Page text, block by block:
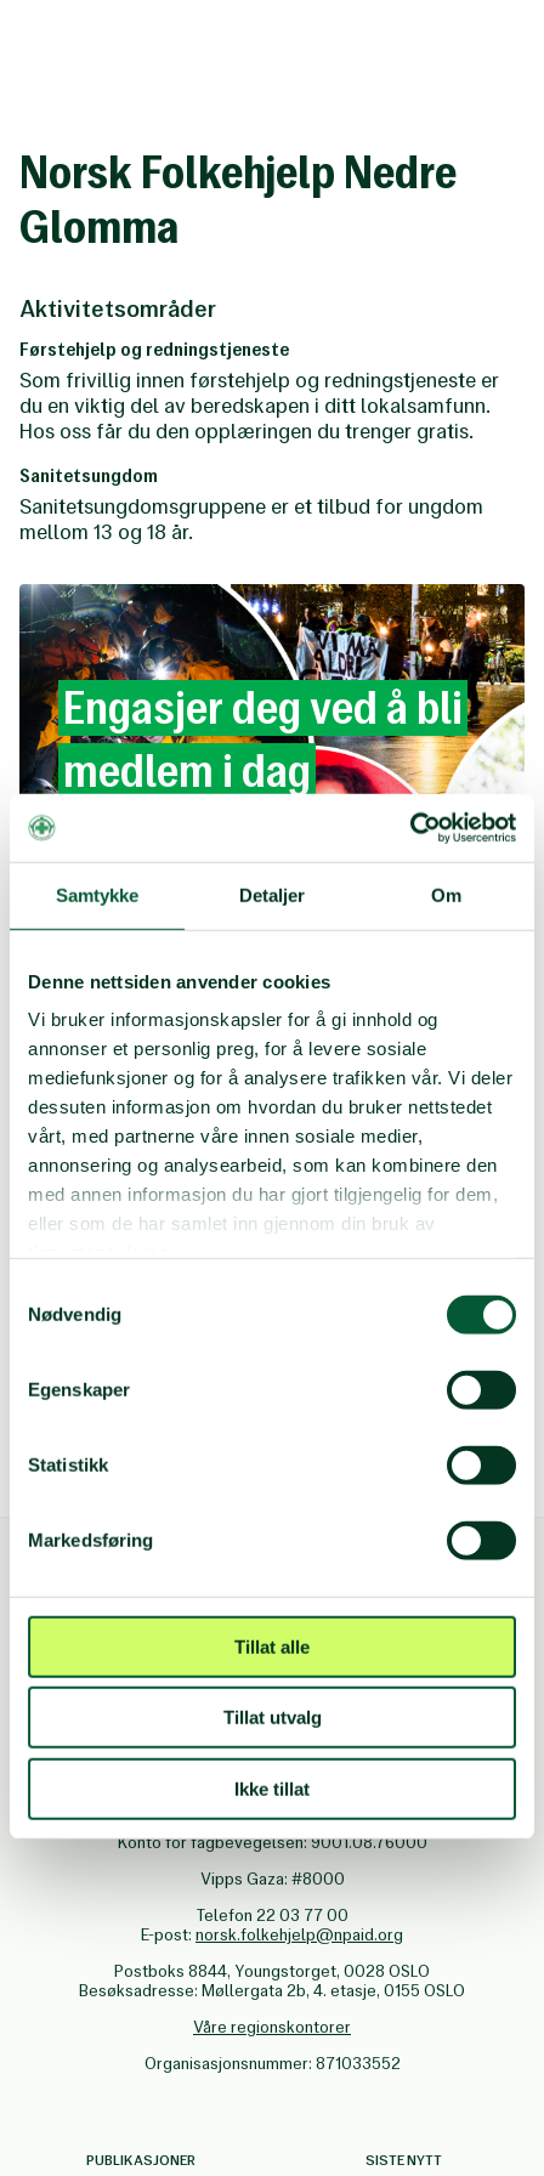
Samtykke Detaljer Om
Denne nettsiden anvender cookies
Vi bruker informasjonskapsler for å gi innhold og
annonser et personlig preg, for å levere sosiale
mediefunksjoner og for å analysere trafikken vår. Vi deler
dessuten informasjon om hvordan du bruker nettstedet
vårt, med partnerne våre innen sosiale medier,
annonsering og analysearbeid, som kan kombinere den
med annen informasjon du har gjort tilgjengelig for dem,
eller som de har samlet inn gjennom din bruk av
Nødvendig
Egenskaper
Statistikk
Markedsføring
Tillat alle
Tillat utvalg
Ikke tillat
Kontakt oss
Du kan kontakte oss på:
E-post:nedre.glomma@folkehjelp.no
Telefon:40070321
Norsk Folkehjelp Nedre
Glomma
Aktivitetsområder
Førstehjelp og redningstjeneste
Som frivillig innen førstehjelp og redningstjeneste er
du en viktig del av beredskapen i ditt lokalsamfunn.
Hos oss får du den opplæringen du trenger gratis.
Sanitetsungdom
Sanitetsungdomsgruppene er et tilbud for ungdom
mellom 13 og 18 år.
Engasjerdegved åbli
medlem i dag
Bli medlem i dag
Innsamlingskonto: 5005.14.00000
Konto for fagbevegelsen: 9001.08.76000
Vipps Gaza: #8000
Telefon 22 03 77 00
E-post: norsk.folkehjelp@npaid.org
Postboks 8844, Youngstorget, 0028 OSLO
Besøksadresse: Møllergata 2b, 4. etasje, 0155 OSLO
Våre regionskontorer
Organisasjonsnummer: 871033552
PUBLIKASJONER SISTE NYTT